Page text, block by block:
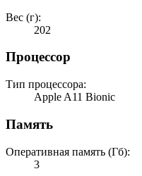
Вес (г):
202
Процессор
Тип процессора:
Apple A11 Bionic
Память
Оперативная память (Гб):
3